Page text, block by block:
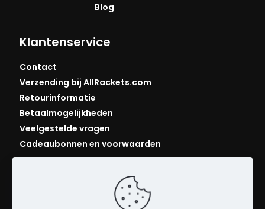
Blog
Klantenservice
Contact
Verzending bij AllRackets.com
Retourinformatie
Betaalmogelijkheden
Veelgestelde vragen
Cadeaubonnen en voorwaarden